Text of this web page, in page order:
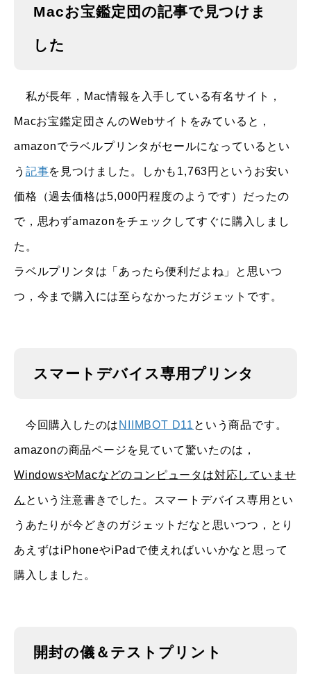
Macお宝鑑定団の記事で見つけま
した
私が長年，Mac情報を入手している有名サイト，
Macお宝鑑定団さんのWebサイトをみていると，
amazonでラベルプリンタがセールになっているとい
う 記事を見つけました。しかも1,763円というお安い
価格（過去価格は5,000円程度のようです）だったの
で，思わずamazonをチェックしてすぐに購入しまし
た。
ラベルプリンタは「あったら便利だよね」と思いつ
つ，今まで購入には至らなかったガジェットです。
スマートデバイス専用プリンタ
今回購入したのは NIIMBOT D11 という商品です。
amazonの商品ページを見ていて驚いたのは，
WindowsやMacなどのコンピュータは対応していませ
ん という注意書きでした。スマートデバイス専用とい
うあたりが今どきのガジェットだなと思いつつ，とり
あえずはiPhoneやiPadで使えればいいかなと思って
購入しました。
開封の儀＆テストプリント